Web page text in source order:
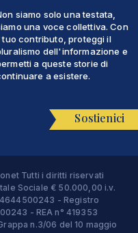
siamo solo una testata,
una voce collettiva. Con
tuo contributo, proteggi il
dell'informazione e
a queste storie di
a esistere.
Sostienici
Tutti i diritti riservati
Sociale € 50.000,00 i.v.
- Registro
- REA n° 419353
n.3/06 del 10 maggio